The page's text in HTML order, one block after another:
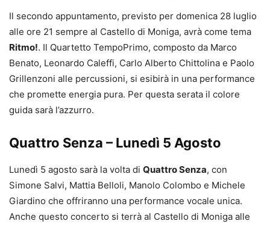
Il secondo appuntamento, previsto per domenica 28 luglio
alle ore 21 sempre al Castello di Moniga, avrà come tema
Ritmo!. Il Quartetto TempoPrimo, composto da Marco
Benato, Leonardo Caleffi, Carlo Alberto Chittolina e Paolo
Grillenzoni alle percussioni, si esibirà in una performance
che promette energia pura. Per questa serata il colore
guida sarà l’azzurro.
Quattro Senza – Lunedì 5 Agosto
Lunedì 5 agosto sarà la volta di Quattro Senza, con
Simone Salvi, Mattia Belloli, Manolo Colombo e Michele
Giardino che offriranno una performance vocale unica.
Anche questo concerto si terrà al Castello di Moniga alle